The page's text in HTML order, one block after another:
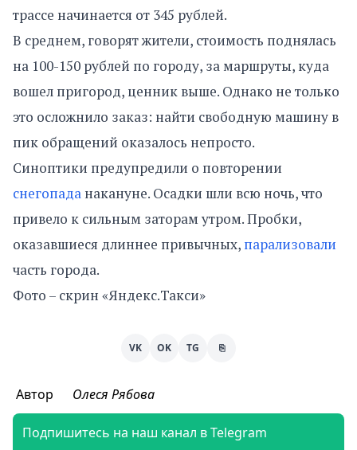
трассе начинается от 345 рублей.
В среднем, говорят жители, стоимость поднялась
на 100-150 рублей по городу, за маршруты, куда
вошел пригород, ценник выше. Однако не только
это осложнило заказ: найти свободную машину в
пик обращений оказалось непросто.
Синоптики предупредили о повторении
снегопада накануне. Осадки шли всю ночь, что
привело к сильным заторам утром. Пробки,
оказавшиеся длиннее привычных, парализовали
часть города.
Фото – скрин «Яндекс.Такси»
VK OK TG ⎘
Автор Олеся Рябова
Подпишитесь на наш канал в Telegram